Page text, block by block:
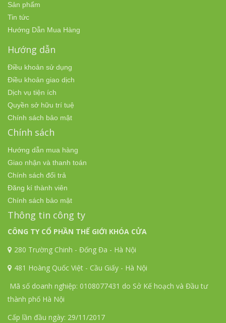
Sản phẩm
Tin tức
Hướng Dẫn Mua Hàng
Hướng dẫn
Điều khoản sử dụng
Điều khoản giao dịch
Dịch vụ tiện ích
Quyền sở hữu trí tuệ
Chính sách bảo mật
Chính sách
Hướng dẫn mua hàng
Giao nhận và thanh toán
Chính sách đổi trả
Đăng kí thành viên
Chính sách bảo mật
Thông tin công ty
CÔNG TY CỔ PHẦN THẾ GIỚI KHÓA CỬA
280 Trường Chinh - Đống Đa - Hà Nội
481 Hoàng Quốc Việt - Cầu Giấy - Hà Nội
Mã số doanh nghiệp: 0108077431 do Sở Kế hoạch và Đầu tư
thành phố Hà Nội
Cấp lần đầu ngày: 29/11/2017